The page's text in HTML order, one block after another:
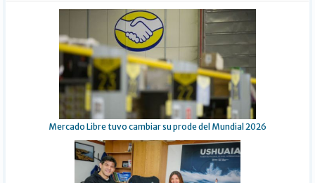
Mercado Libre tuvo cambiar su prode del Mundial 2026